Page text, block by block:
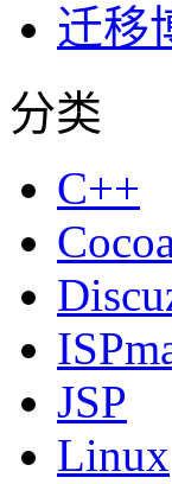
迁移
分类
C++
JSP
Linux